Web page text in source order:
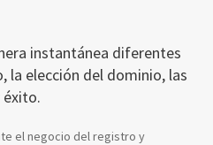
instantánea diferentes
la elección del dominio, las
éxito.
el negocio del registro y